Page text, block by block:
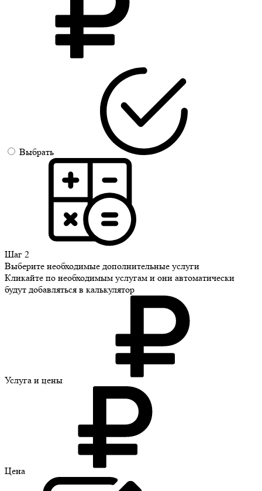
Выбрать
Шаг 2
Выберите необходимые дополнительные услуги
Кликайте по необходимым услугам и они автоматически
будут добавляться в калькулятор
Услуга и цены
Цена